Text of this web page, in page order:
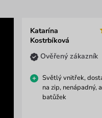
Katarína
Kostrbíková
Ověřený zákazník
Světlý vnitřek,
na zip, nenápadný,
batůžek